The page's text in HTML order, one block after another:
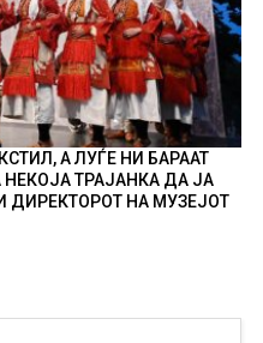
А ЛУЃЕ НИ БАРААТ
ТРАЈАНКА ДА ЈА
ДИРЕКТОРОТ НА МУЗЕЈОТ